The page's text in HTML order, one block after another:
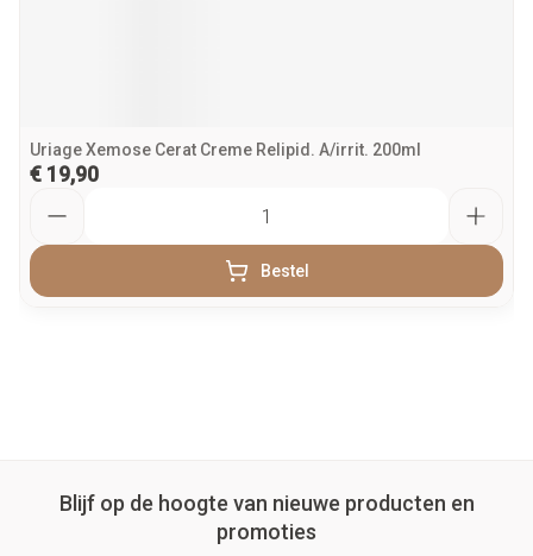
Uriage Xemose Cerat Creme Relipid. A/irrit. 200ml
€ 19,90
Bestel
Blijf op de hoogte van nieuwe producten en
promoties